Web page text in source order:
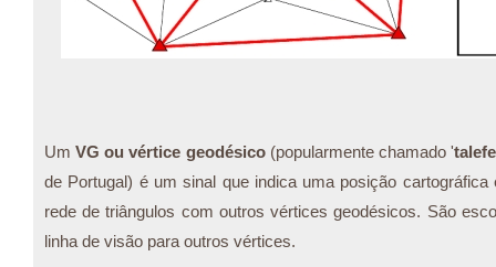
UmVG ou vértice geodésico(popularmente chamado 'talefe
de Portugal) é um sinal que indica uma posição
rede de triângulos com outros vértices geodésicos. São
linha de visão para outros vértices.